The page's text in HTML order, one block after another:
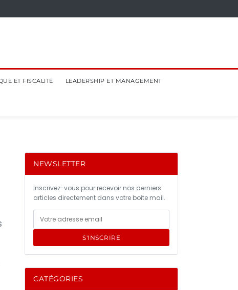
ET FISCALITÉ LEADERSHIP ET MANAGEMENT
NEWSLETTER
Inscrivez-vous pour recevoir nos derniers
articles directement dans votre boîte mail.
S'INSCRIRE
CATÉGORIES